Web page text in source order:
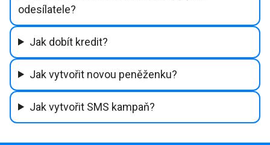
odesílatele?
Jak dobít kredit?
Jak vytvořit novou peněženku?
Jak vytvořit SMS kampaň?